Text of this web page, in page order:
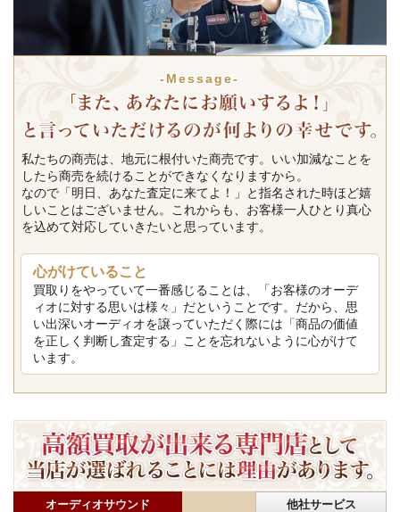
-Message-
私たちの商売は、地元に根付いた商売です。いい加減なことを
したら商売を続けることができなくなりますから。
なので「明日、あなた査定に来てよ！」と指名された時ほど嬉
しいことはございません。これからも、お客様一人ひとり真心
を込めて対応していきたいと思っています。
心がけていること
買取りをやっていて一番感じることは、「お客様のオーデ
ィオに対する思いは様々」だということです。だから、思
い出深いオーディオを譲っていただく際には「商品の価値
を正しく判断し査定する」ことを忘れないように心がけて
います。
オーディオサウンド 他社サービス